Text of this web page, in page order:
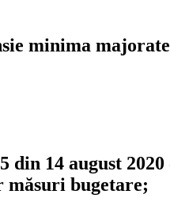
minima
din 14 august 2020
măsuri bugetare;